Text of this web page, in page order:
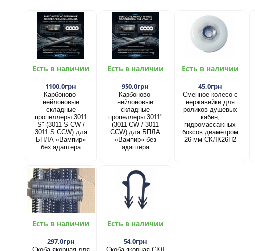
Есть в наличии
1100,0грн
Карбоново-
нейлоновые
складные
пропеллеры 3011
S" (3011 S CW /
3011 S CCW) для
БПЛА «Вампир»
без адаптера
Есть в наличии
950,0грн
Карбоново-
нейлоновые
складные
пропеллеры 3011"
(3011 CW / 3011
CCW) для БПЛА
«Вампир» без
адаптера
Есть в наличии
45,0грн
Сменное колесо с
нержавейки для
роликов душевых
кабин,
гидромассажных
боксов диаметром
26 мм СКЛК26Н2
Есть в наличии
297,0грн
Скоба якорная для
Есть в наличии
54,0грн
Скоба якорная СКЛ